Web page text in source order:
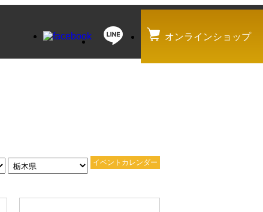
オンラインショップ
イベントカレンダー